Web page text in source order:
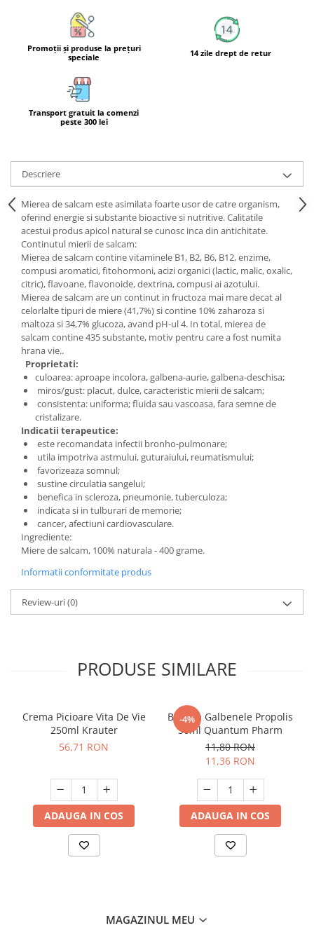
Multiminerale
Multivitamine
Promoţii şi produse la preţuri
speciale
14 zile drept de retur
Transport gratuit la comenzi
peste 300 lei
Descriere
Mierea de salcam este asimilata foarte usor de catre organism,
oferind energie si substante bioactive si nutritive. Calitatile
acestui produs apicol natural se cunosc inca din antichitate.
Continutul mierii de salcam:
Mierea de salcam contine vitaminele B1, B2, B6, B12, enzime,
compusi aromatici, fitohormoni, acizi organici (lactic, malic, oxalic,
citric), flavoane, flavonoide, dextrina, compusi ai azotului.
Mierea de salcam are un continut in fructoza mai mare decat al
celorlalte tipuri de miere (41,7%) si contine 10% zaharoza si
maltoza si 34,7% glucoza, avand pH-ul 4. In total, mierea de
salcam contine 435 substante, motiv pentru care a fost numita
hrana vie..
Proprietati:
culoarea: aproape incolora, galbena-aurie, galbena-deschisa;
miros/gust: placut, dulce, caracteristic mierii de salcam;
consistenta: uniforma; fluida sau vascoasa, fara semne de
cristalizare.
Indicatii terapeutice:
este recomandata infectii bronho-pulmonare;
utila impotriva astmului, guturaiului, reumatismului;
favorizeaza somnul;
sustine circulatia sangelui;
benefica in scleroza, pneumonie, tuberculoza;
indicata si in tulburari de memorie;
cancer, afectiuni cardiovasculare.
Ingrediente:
Miere de salcam, 100% naturala - 400 grame.
Informatii conformitate produs
Review-uri(0)
PRODUSE SIMILARE
Crema Picioare Vita De Vie
250ml Krauter
56,71 RON
ADAUGA IN COS
-4%
Balsam Galbenele Propolis
30ml Quantum Pharm
11,80 RON
11,36 RON
ADAUGA IN COS
MAGAZINUL MEU